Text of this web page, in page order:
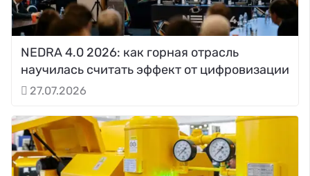
NEDRA 4.0 2026: как горная отрасль
научилась считать эффект от цифровизации
27.07.2026